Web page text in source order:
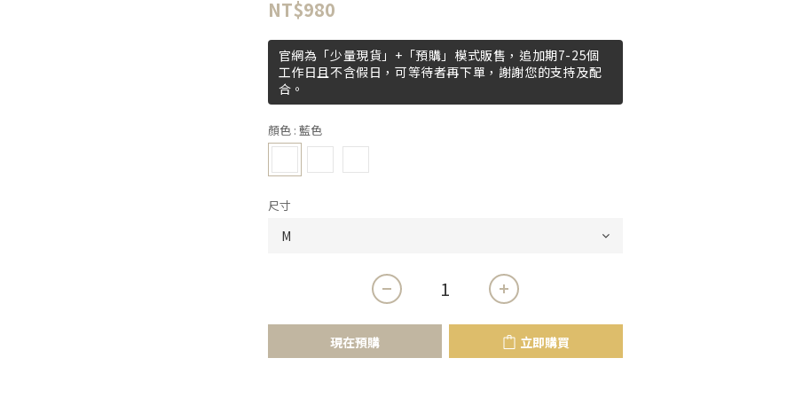
NT$980
官網為「少量現貨」+「預購」模式販售，追加期7-25個
工作日且不含假日，可等待者再下單，謝謝您的支持及配
合。
顏色 : 藍色
尺寸
現在預購 立即購買